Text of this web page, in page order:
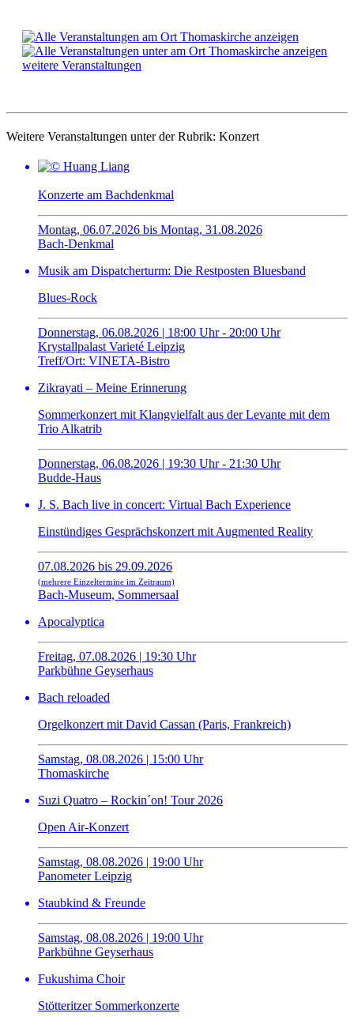
weitere Veranstaltungen
Weitere Veranstaltungen unter der Rubrik: Konzert
Konzerte am Bachdenkmal
Montag, 06.07.2026 bis Montag, 31.08.2026
Bach-Denkmal
Musik am Dispatcherturm: Die Restposten Bluesband
Blues-Rock
Donnerstag, 06.08.2026 | 18:00 Uhr - 20:00 Uhr
Krystallpalast Varieté Leipzig
Treff/Ort: VINETA-Bistro
Zikrayati – Meine Erinnerung
Sommerkonzert mit Klangvielfalt aus der Levante mit dem
Trio Alkatrib
Donnerstag, 06.08.2026 | 19:30 Uhr - 21:30 Uhr
Budde-Haus
J. S. Bach live in concert: Virtual Bach Experience
Einstündiges Gesprächskonzert mit Augmented Reality
07.08.2026 bis 29.09.2026
(mehrere Einzeltermine im Zeitraum)
Bach-Museum, Sommersaal
Apocalyptica
Freitag, 07.08.2026 | 19:30 Uhr
Parkbühne Geyserhaus
Bach reloaded
Orgelkonzert mit David Cassan (Paris, Frankreich)
Samstag, 08.08.2026 | 15:00 Uhr
Thomaskirche
Suzi Quatro – Rockin´on! Tour 2026
Open Air-Konzert
Samstag, 08.08.2026 | 19:00 Uhr
Panometer Leipzig
Staubkind & Freunde
Samstag, 08.08.2026 | 19:00 Uhr
Parkbühne Geyserhaus
Fukushima Choir
Stötteritzer Sommerkonzerte